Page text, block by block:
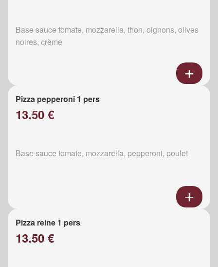
Base sauce tomate, mozzarella, thon, oignons, olives
noires, crème
Pizza pepperoni 1 pers
13.50 €
Base sauce tomate, mozzarella, pepperoni, poulet
Pizza reine 1 pers
13.50 €